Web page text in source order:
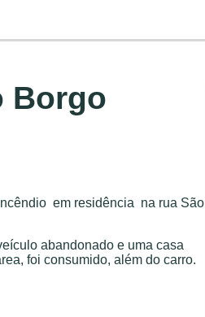
Borgo
em residência na rua São
abandonado e uma casa
foi consumido, além do carro.